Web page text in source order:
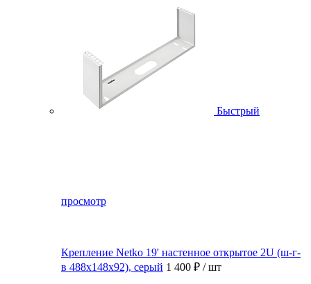
Быстрый
просмотр
Крепление Netko 19' настенное открытое 2U (ш-г-
в 488х148х92), серый 1 400 ₽ / шт